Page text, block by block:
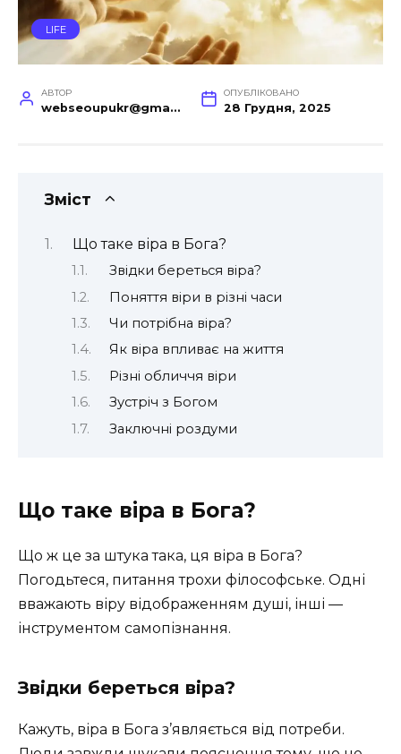
LIFE
АВТОР
webseoupukr@gmail.com
ОПУБЛІКОВАНО
28 Грудня, 2025
Зміст
Що таке віра в Бога?
Звідки береться віра?
Поняття віри в різні часи
Чи потрібна віра?
Як віра впливає на життя
Різні обличчя віри
Зустріч з Богом
Заключні роздуми
Що таке віра в Бога?
Що ж це за штука така, ця віра в Бога?
Погодьтеся, питання трохи філософське. Одні
вважають віру відображенням душі, інші —
інструментом самопізнання.
Звідки береться віра?
Кажуть, віра в Бога з’являється від потреби.